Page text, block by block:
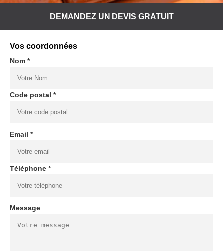
DEMANDEZ UN DEVIS GRATUIT
Vos coordonnées
Nom *
Code postal *
Email *
Téléphone *
Message